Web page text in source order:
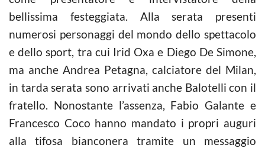
bellissima festeggiata. Alla serata presenti
numerosi personaggi del mondo dello spettacolo
e dello sport, tra cui Irid Oxa e Diego De Simone,
ma anche Andrea Petagna, calciatore del Milan,
in tarda serata sono arrivati anche Balotelli con il
fratello. Nonostante l’assenza, Fabio Galante e
Francesco Coco hanno mandato i propri auguri
alla tifosa bianconera tramite un messaggio